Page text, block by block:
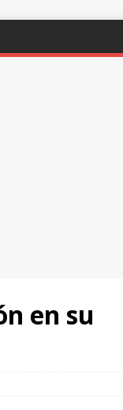
en su